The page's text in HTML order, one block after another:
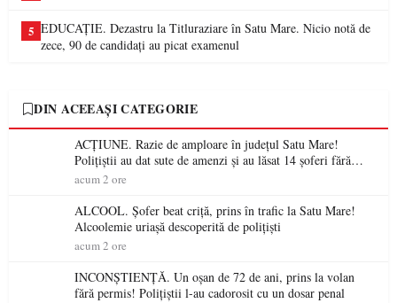
5 EDUCAȚIE. Dezastru la Titluraziare în Satu Mare. Nicio notă de
zece, 90 de candidați au picat examenul
DIN ACEEAȘI CATEGORIE
ACȚIUNE. Razie de amploare în județul Satu Mare!
Polițiștii au dat sute de amenzi și au lăsat 14 șoferi fără
permis într-o singură zi
acum 2 ore
ALCOOL. Șofer beat criță, prins în trafic la Satu Mare!
Alcoolemie uriașă descoperită de polițiști
acum 2 ore
INCONȘTIENȚĂ. Un oșan de 72 de ani, prins la volan
fără permis! Polițiștii l-au cadorosit cu un dosar penal